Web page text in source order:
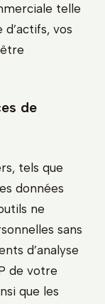
telle
d’actifs, vos
de
tels que
données
ne
sans
d’analyse
de votre
que les